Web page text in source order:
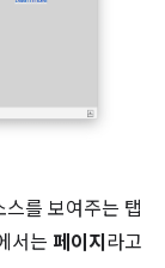
를 보여주는 탭
서는 페이지 라고